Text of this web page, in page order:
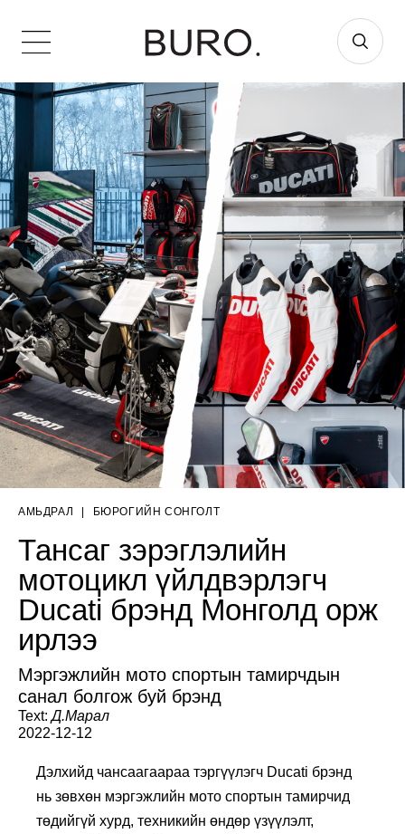
АМЬДРАЛ | БЮРОГИЙН СОНГОЛТ
Тансаг зэрэглэлийн
мотоцикл үйлдвэрлэгч
Ducati брэнд Монголд орж
ирлээ
Мэргэжлийн мото спортын тамирчдын
санал болгож буй брэнд
Text:Д.Марал
2022-12-12
Дэлхийд чансаагаараа тэргүүлэгч Ducati брэнд
нь зөвхөн мэргэжлийн мото спортын тамирчид
төдийгүй хурд, техникийн өндөр үзүүлэлт,